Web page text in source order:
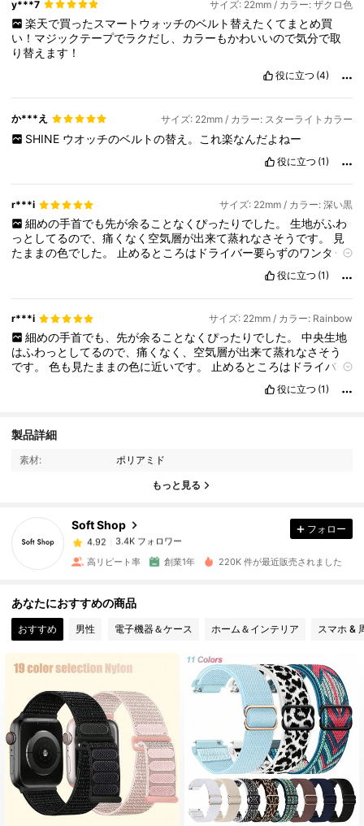
y***7 サイズ: 22mm / カラー: ザクロ色
楽天で買ったスマートウォッチのベルト替えたくてまとめ買
い！マジックテープでラクだし、カラーもかわいいので気分で取
り替えます！
役に立つ (4)
か***え サイズ: 22mm / カラー: スターライトカラー
SHINE ウオッチのベルトの替え。これ楽なんだよねー
役に立つ (1)
r***i サイズ: 22mm / カラー: 深い黒
細めの手首でも先が余ることなくぴったりでした。 生地がふわ
っとしてるので、痛くなく空気層が出来て蒸れなさそうです。
見
たままの色でした。
止めるところはドライバー要らずのワンタッ
役に立つ (1)
r***i サイズ: 22mm / カラー: Rainbow
細めの手首でも、先が余ることなくぴったりでした。 中央生地
はふわっとしてるので、痛くなく、空気層が出来て蒸れなさそう
です。色も見たままの色に近いです。
止めるところはドライバー
役に立つ (1)
製品詳細
素材: ポリアミド
もっと見る
Soft Shop
3.4K フォロワー
4.92
3.4K フォロワー
b***7
は1日前に購入しました
4.92 3.4K フォロワー
4.92 3.4K フォロワー
4.92 3.4K フォロワー
フォロー
高リピート率 創業1年 220K 件が最近販売されました
あなたにおすすめの商品
おすすめ 男性 電子機器＆ケース ホーム＆インテリア スマホ &